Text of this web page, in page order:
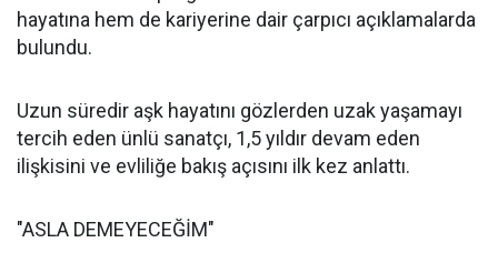
hayatına hem de kariyerine dair çarpıcı açıklamalarda
bulundu.
Uzun süredir aşk hayatını gözlerden uzak yaşamayı
tercih eden ünlü sanatçı, 1,5 yıldır devam eden
ilişkisini ve evliliğe bakış açısını ilk kez anlattı.
"ASLA DEMEYECEĞİM"